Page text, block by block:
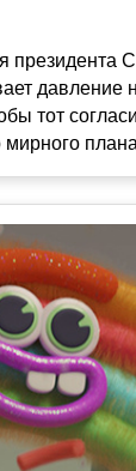
президента
давление
тот
мирного